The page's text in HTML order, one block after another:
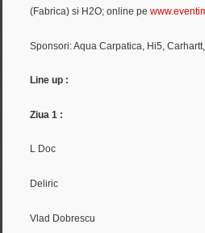
(Fabrica) si H2O; online pe
Sponsori: Aqua Carpatica, Hi5,
Line up :
Ziua 1 :
L Doc
Deliric
Vlad Dobrescu